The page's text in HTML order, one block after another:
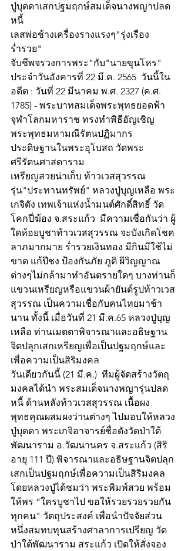
ปู่บุดดาเสกปฐมฤกษ์สมเด็จนางพญาปลด
หนี้
เลสพ่อช้างเครื่องรางแรงๆ"รุ่งเรือง
ร่ำรวย"
จับชีพจรวงการพระ"กับ"นายขุนโหร"
ประจำวันอังคารที่ 22 มี.ค. 2565  วันนี้ใน
อดีต : วันที่ 22 มีนาคม พ.ศ. 2327 (ค.ศ.
1785) - พระบาทสมเด็จพระพุทธยอดฟ้า
จุฬาโลกมหาราช ทรงทำพิธีอัญเชิญ
พระพุทธมหามณีรัตนปฏิมากร
ประดิษฐานในพระอุโบสถ วัดพระ
ศรีรัตนศาสดาราม
เหรียญสวยน่าเก็บ ท้าวเวสสุวรรณ
รุ่น"ประทานทรัพย์" หลวงปู่บุญเหลือ พระ
เกจิดัง เทพเจ้าแห่งน้ำมนต์ศักดิ์สิทธิ์ วัด
โคกปี่ฆ้อง จ.สระแก้ว  มีความเชื่อกันว่า ผู้
ใดห้อยบูชาท้าวเวสสุวรรณ จะบังเกิดโชค
ลาภมากมาย ร่ำรวยเงินทอง มีกินมีใช้ไม่
ขาด แก้ปีชง ป้องกันภัย ภูติ ผีวิญญาณ
ต่างๆไม่กล้ามาทำอันตรายใดๆ บางท่านก็
แขวนเหรียญหรือแขวนผ้ายันต์รูปท้าวเวส
สุวรรณ เป็นความเชื่อกับคนไทยมาช้า
นาน ทั้งนี้ เมื่อวันที่ 21 มี.ค.65 หลวงปู่บุญ
เหลือ ท่านเมตตาพิจารณาและอธิษฐาน
จิตปลุกเสกเหรียญเพื่อเป็นปฐมฤกษ์และ
เพื่อความเป็นสิริมงคล
วันเดียวกันนี้ (21 มี.ค.)  ทีมผู้จัดสร้างวัตถุ
มงคลได้นำ พระสมเด็จนางพญารุ่นปลด
หนี้ ด้านหลังท้าวเวสสุวรรณ เนื้อผง
พุทธคุณผสมผงว่านต่างๆ ไปมอบให้หลวง
ปู่บุดดา พระเกจิอาจารย์ชื่อดังวัดป่าใต้
พัฒนาราม อ.วัฒนานคร จ.สระแก้ว (สิริ
อายุ 111 ปี) พิจารณาและอธิษฐานจิตปลุก
เสกเป็นปฐมฤกษ์เพื่อความเป็นสิริมงคล
โดยหลวงปู่ได้ชมว่า พระพิมพ์สวย พร้อม
ให้พร “ใครบูชาไป ขอให้รวยรวยรวยกัน
ทุกคน" วัตถุประสงค์ เพื่อนำปัจจัยส่วน
หนึ่งสมทบทุนสร้างศาลาการเปรียญ วัด
ป่าใต้พัฒนาราม สระแก้ว เปิดให้สั่งจอง